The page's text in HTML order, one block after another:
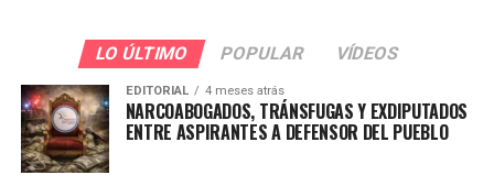
LO ÚLTIMO POPULAR VÍDEOS
EDITORIAL 4 meses atrás
NARCOABOGADOS, TRÁNSFUGAS Y EXDIPUTADOS
ENTRE ASPIRANTES A DEFENSOR DEL PUEBLO